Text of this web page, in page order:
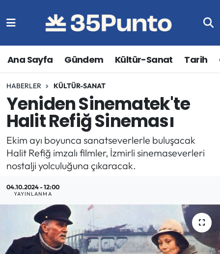
Ana Sayfa Gündem Kültür-Sanat Tarih
HABERLER KÜLTÜR-SANAT
Yeniden Sinematek'te
Halit Refiğ Sineması
Ekim ayı boyunca sanatseverlerle buluşacak
Halit Refiğ imzalı filmler, İzmirli sinemaseverleri
nostalji yolculuğuna çıkaracak.
04.10.2024 - 12:00
YAYINLANMA